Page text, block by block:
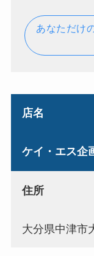
あなただけ
店名
ケイ・エス企
住所
大分県中津市